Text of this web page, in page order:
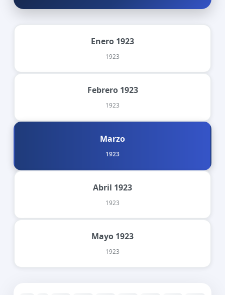
Enero 1923
1923
Febrero 1923
1923
Marzo
1923
Abril 1923
1923
Mayo 1923
1923